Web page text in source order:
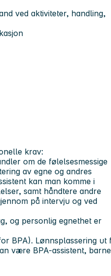
ved aktiviteter, handling,
krav:
om de følelsesmessige
av egne og andres
kan man komme i
samt håndtere andre
på intervju og ved
og personlig egnethet er
BPA). Lønnsplassering ut
være BPA-assistent,